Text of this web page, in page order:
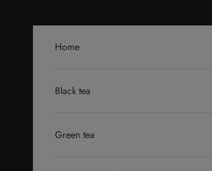
Home
Black tea
Green tea